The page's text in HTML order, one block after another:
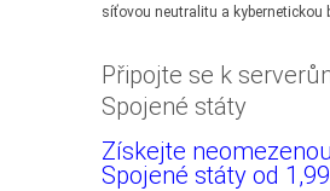
síťovou neutralitu a kybernetickou
Připojte se k
Spojené státy
Získejte
Spojené státy od